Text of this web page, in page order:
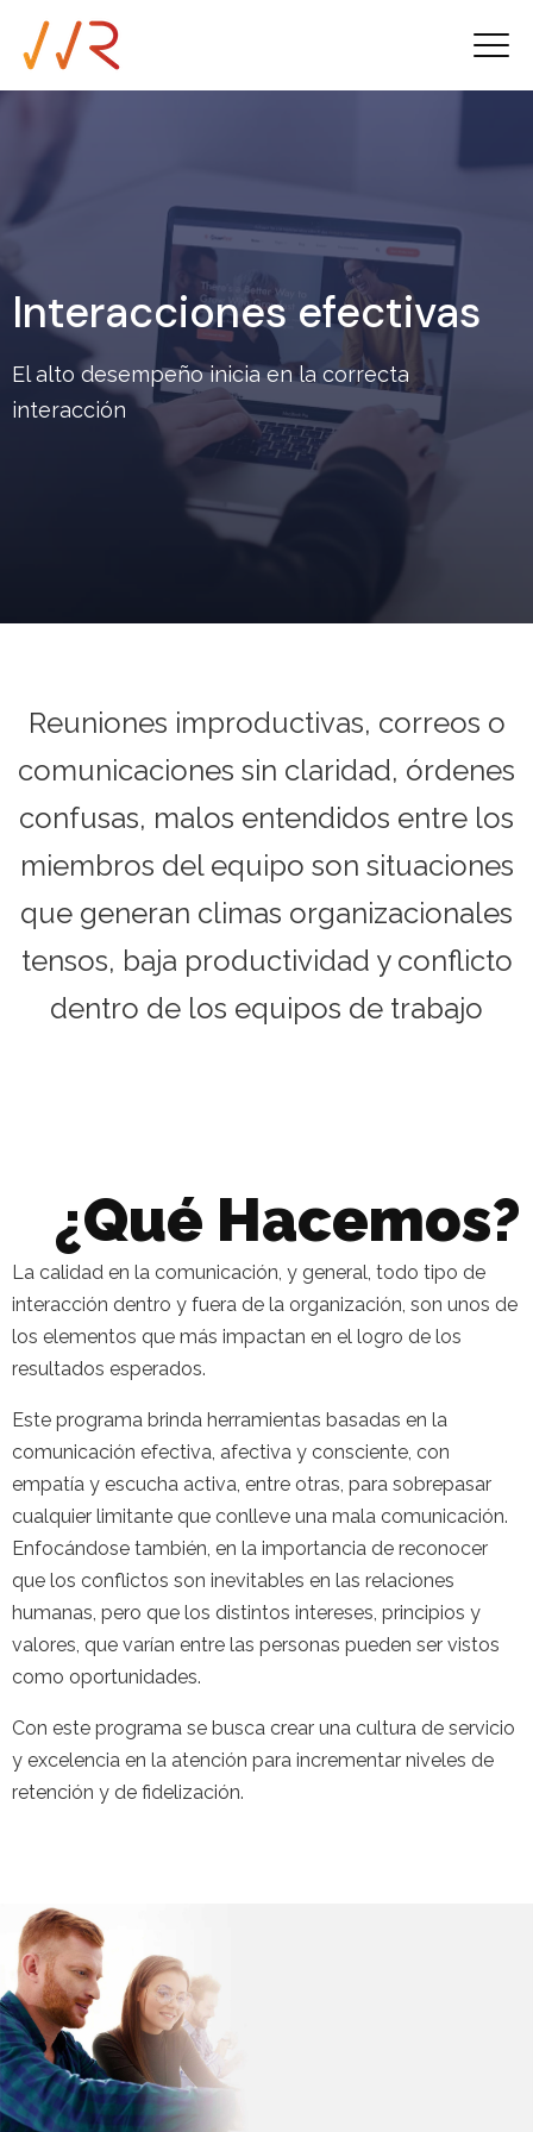
Interacciones efectivas
El alto desempeño inicia en la correcta
interacción
Reuniones improductivas, correos o
comunicaciones sin claridad, órdenes
confusas, malos entendidos entre los
miembros del equipo son situaciones
que generan climas organizacionales
tensos, baja productividad y conflicto
dentro de los equipos de trabajo
¿Qué Hacemos?
La calidad en la comunicación, y general, todo tipo de
interacción dentro y fuera de la organización, son unos de
los elementos que más impactan en el logro de los
resultados esperados.
Este programa brinda herramientas basadas en la
comunicación efectiva, afectiva y consciente, con
empatía y escucha activa, entre otras, para sobrepasar
cualquier limitante que conlleve una mala comunicación.
Enfocándose también, en la importancia de reconocer
que los conflictos son inevitables en las relaciones
humanas, pero que los distintos intereses, principios y
valores, que varían entre las personas pueden ser vistos
como oportunidades.
Con este programa se busca crear una cultura de servicio
y excelencia en la atención para incrementar niveles de
retención y de fidelización.